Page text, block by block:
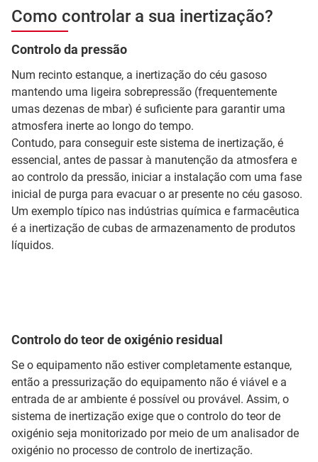
Como controlar a sua inertização?
Controlo da pressão
Num recinto estanque, a inertização do céu gasoso
mantendo uma ligeira sobrepressão (frequentemente
umas dezenas de mbar) é suficiente para garantir uma
atmosfera inerte ao longo do tempo.
Contudo, para conseguir este sistema de inertização, é
essencial, antes de passar à manutenção da atmosfera e
ao controlo da pressão, iniciar a instalação com uma fase
inicial de purga para evacuar o ar presente no céu gasoso.
Um exemplo típico nas indústrias química e farmacêutica
é a inertização de cubas de armazenamento de produtos
líquidos.
Controlo do teor de oxigénio residual
Se o equipamento não estiver completamente estanque,
então a pressurização do equipamento não é viável e a
entrada de ar ambiente é possível ou provável. Assim, o
sistema de inertização exige que o controlo do teor de
oxigénio seja monitorizado por meio de um analisador de
oxigénio no processo de controlo de inertização.